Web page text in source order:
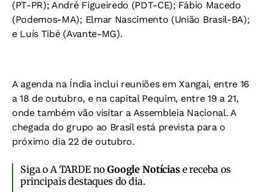
(PT-PR); André Figueiredo (PDT-CE); Fábio Macedo
(Podemos-MA); Elmar Nascimento (União Brasil-BA);
e Luís Tibé (Avante-MG).
A agenda na Índia inclui reuniões em Xangai, entre 16
a 18 de outubro, e na capital Pequim, entre 19 a 21,
onde também vão visitar a Assembleia Nacional. A
chegada do grupo ao Brasil está prevista para o
próximo dia 22 de outubro.
Siga o A TARDE noGoogle Notíciase receba os
principais destaques do dia.